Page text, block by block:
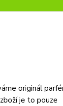
originál
je to pouze